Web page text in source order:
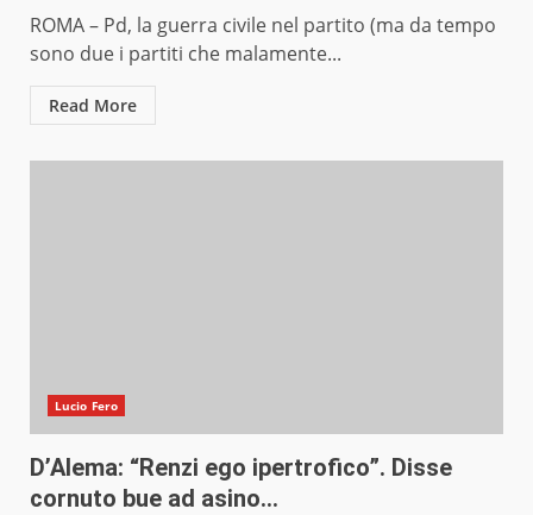
ROMA – Pd, la guerra civile nel partito (ma da tempo
sono due i partiti che malamente...
Read More
Lucio Fero
D’Alema: “Renzi ego ipertrofico”. Disse
cornuto bue ad asino…